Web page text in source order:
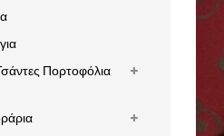
Πορτοφόλια